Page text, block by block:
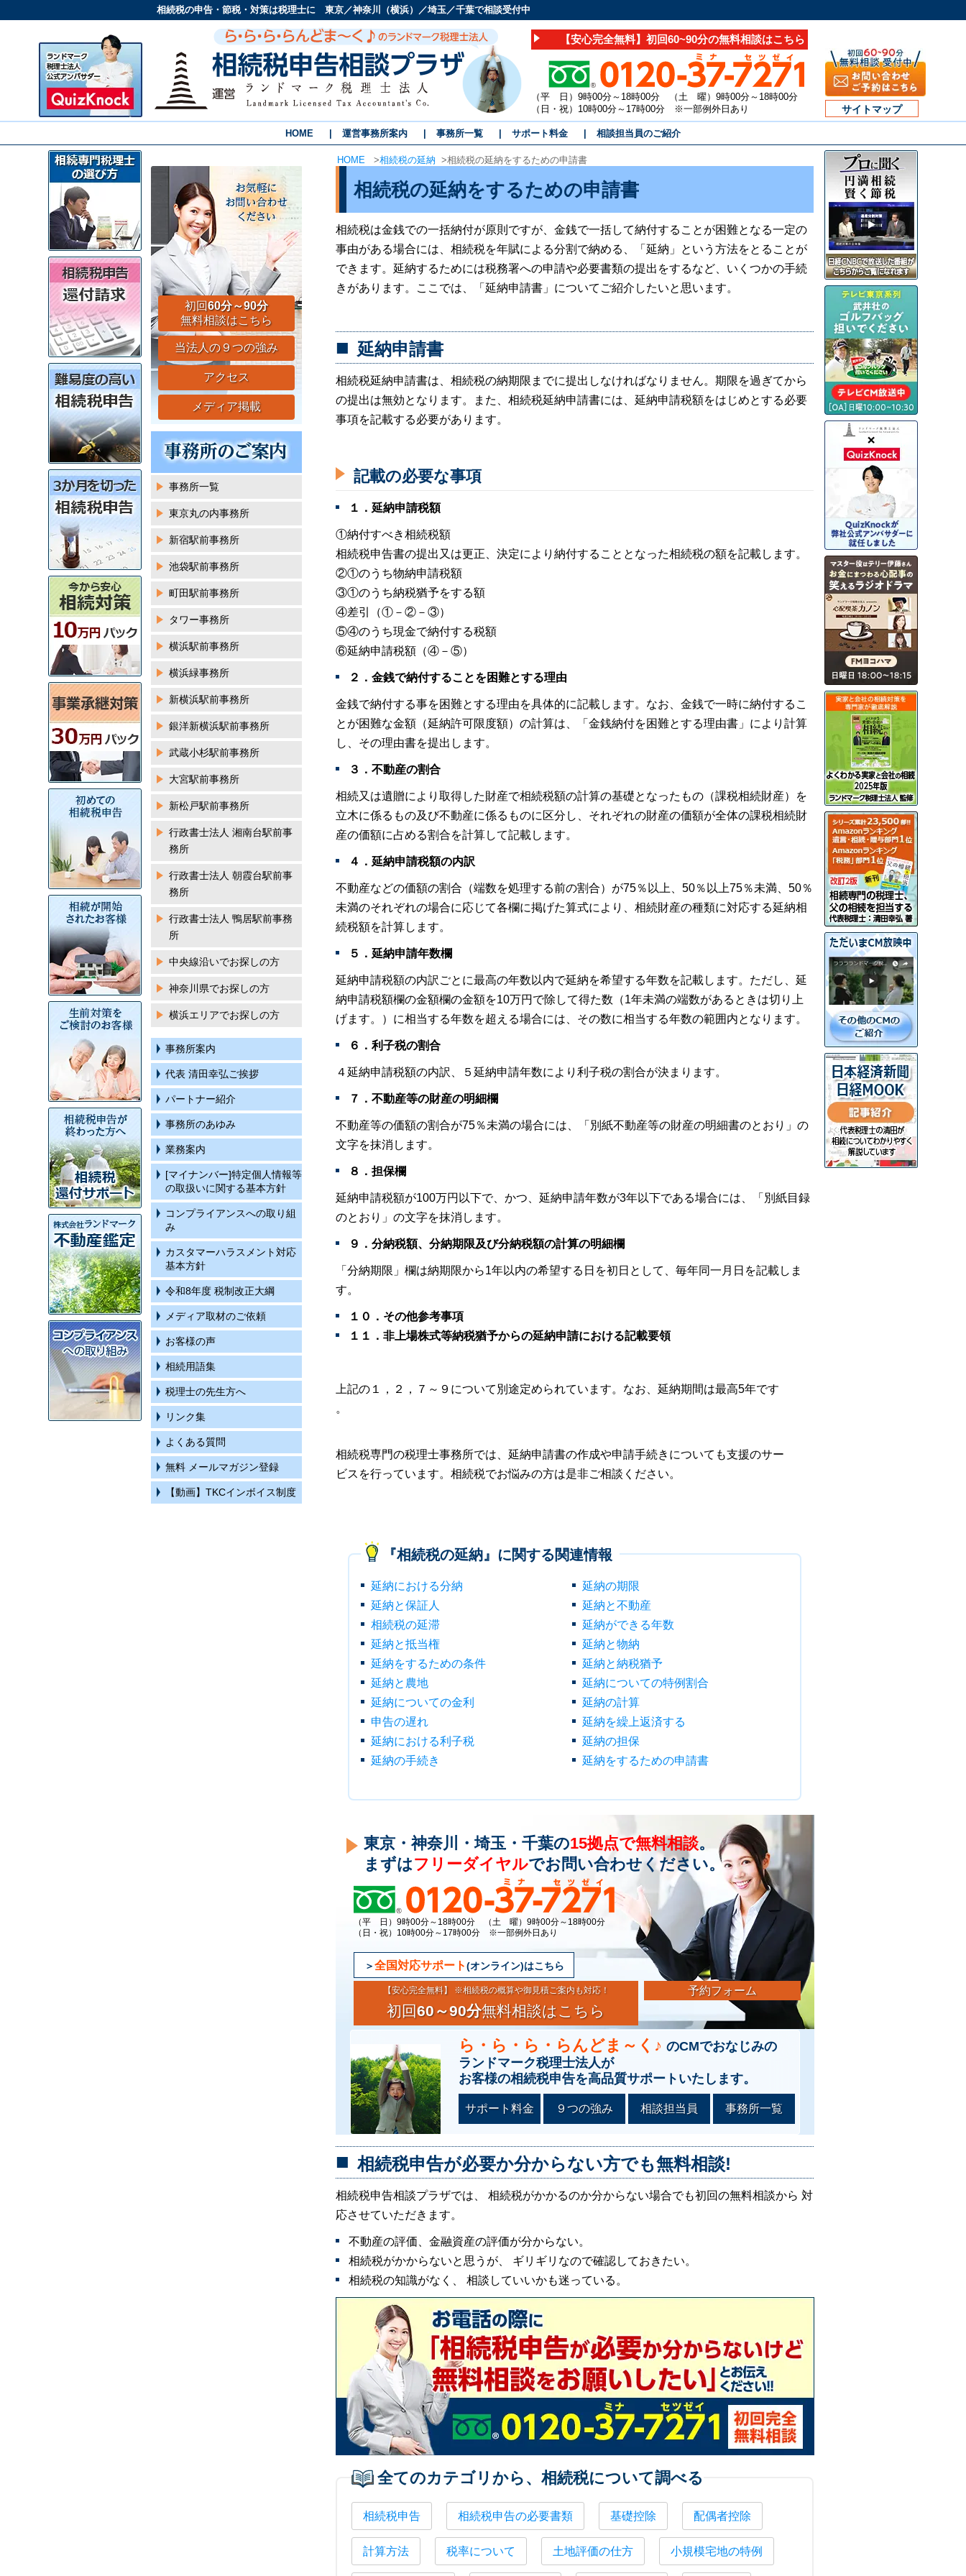
相続税の申告・節税・対策は税理士に 東京／神奈川（横浜）／埼玉／千葉で相談受付中
【安心完全無料】初回60~90分の無料相談はこちら
（平 日）9時00分～18時00分 （土 曜）9時00分～18時00分
（日・祝）10時00分～17時00分 ※一部例外日あり
サイトマップ
HOME 運営事務所案内 事務所一覧 サポート料金 相談担当員のご紹介
HOME >相続税の延納 >相続税の延納をするための申請書
相続税の延納をするための申請書
相続税は金銭での一括納付が原則ですが、金銭で一括して納付することが困難となる一定の
事由がある場合には、相続税を年賦による分割で納める、「延納」という方法をとることが
できます。延納するためには税務署への申請や必要書類の提出をするなど、いくつかの手続
きがあります。ここでは、「延納申請書」についてご紹介したいと思います。
延納申請書
相続税延納申請書は、相続税の納期限までに提出しなければなりません。期限を過ぎてから
の提出は無効となります。また、相続税延納申請書には、延納申請税額をはじめとする必要
事項を記載する必要があります。
記載の必要な事項
１．延納申請税額
①納付すべき相続税額
相続税申告書の提出又は更正、決定により納付することとなった相続税の額を記載します。
②①のうち物納申請税額
③①のうち納税猶予をする額
④差引（①－②－③）
⑤④のうち現金で納付する税額
⑥延納申請税額（④－⑤）
２．金銭で納付することを困難とする理由
金銭で納付する事を困難とする理由を具体的に記載します。なお、金銭で一時に納付するこ
とが困難な金額（延納許可限度額）の計算は、「金銭納付を困難とする理由書」により計算
し、その理由書を提出します。
３．不動産の割合
相続又は遺贈により取得した財産で相続税額の計算の基礎となったもの（課税相続財産）を
立木に係るもの及び不動産に係るものに区分し、それぞれの財産の価額が全体の課税相続財
産の価額に占める割合を計算して記載します。
４．延納申請税額の内訳
不動産などの価額の割合（端数を処理する前の割合）が75％以上、50％以上75％未満、50％
未満のそれぞれの場合に応じて各欄に掲げた算式により、相続財産の種類に対応する延納相
続税額を計算します。
５．延納申請年数欄
延納申請税額の内訳ごとに最高の年数以内で延納を希望する年数を記載します。ただし、延
納申請税額欄の金額欄の金額を10万円で除して得た数（1年未満の端数があるときは切り上
げます。）に相当する年数を超える場合には、その数に相当する年数の範囲内となります。
６．利子税の割合
４延納申請税額の内訳、５延納申請年数により利子税の割合が決まります。
７．不動産等の財産の明細欄
不動産等の価額の割合が75％未満の場合には、「別紙不動産等の財産の明細書のとおり」の
文字を抹消します。
８．担保欄
延納申請税額が100万円以下で、かつ、延納申請年数が3年以下である場合には、「別紙目録
のとおり」の文字を抹消します。
９．分納税額、分納期限及び分納税額の計算の明細欄
「分納期限」欄は納期限から1年以内の希望する日を初日として、毎年同一月日を記載しま
す。
１０．その他参考事項
１１．非上場株式等納税猶予からの延納申請における記載要領
上記の１，２，７～９について別途定められています。なお、延納期間は最高5年です
。
相続税専門の税理士事務所では、延納申請書の作成や申請手続きについても支援のサー
ビスを行っています。相続税でお悩みの方は是非ご相談ください。
『相続税の延納』に関する関連情報
延納における分納
延納の期限
延納と保証人
延納と不動産
相続税の延滞
延納ができる年数
延納と抵当権
延納と物納
延納をするための条件
延納と納税猶予
延納と農地
延納についての特例割合
延納についての金利
延納の計算
申告の遅れ
延納を繰上返済する
延納における利子税
延納の担保
延納の手続き
延納をするための申請書
東京・神奈川・埼玉・千葉の15拠点で無料相談。
まずはフリーダイヤルでお問い合わせください。
（平 日）9時00分～18時00分 （土 曜）9時00分～18時00分
（日・祝）10時00分～17時00分 ※一部例外日あり
全国対応サポート (オンライン)はこちら
【安心完全無料】 ※相続税の概算や御見積ご案内も対応！
初回60～90分無料相談はこちら
予約フォーム
ら・ら・ら・らんどま～く♪ のCMでおなじみの
ランドマーク税理士法人が
お客様の相続税申告を高品質サポートいたします。
サポート料金 ９つの強み 相談担当員 事務所一覧
相続税申告が必要か分からない方でも無料相談!
相続税申告相談プラザでは、 相続税がかかるのか分からない場合でも初回の無料相談から 対
応させていただきます。
不動産の評価、金融資産の評価が分からない。
相続税がかからないと思うが、 ギリギリなので確認しておきたい。
相続税の知識がなく、 相談していいかも迷っている。
全てのカテゴリから、相続税について調べる
相続税申告 相続税申告の必要書類 基礎控除 配偶者控除
計算方法 税率について 土地評価の仕方 小規模宅地の特例
初回60分～90分
無料相談はこちら
当法人の９つの強み
アクセス
メディア掲載
事務所一覧
東京丸の内事務所
新宿駅前事務所
池袋駅前事務所
町田駅前事務所
タワー事務所
横浜駅前事務所
横浜緑事務所
新横浜駅前事務所
銀洋新横浜駅前事務所
武蔵小杉駅前事務所
大宮駅前事務所
新松戸駅前事務所
行政書士法人 湘南台駅前事
務所
行政書士法人 朝霞台駅前事
務所
行政書士法人 鴨居駅前事務
所
中央線沿いでお探しの方
神奈川県でお探しの方
横浜エリアでお探しの方
事務所案内
代表 清田幸弘ご挨拶
パートナー紹介
事務所のあゆみ
業務案内
[マイナンバー]特定個人情報等
の取扱いに関する基本方針
コンプライアンスへの取り組
み
カスタマーハラスメント対応
基本方針
令和8年度 税制改正大綱
メディア取材のご依頼
お客様の声
相続用語集
税理士の先生方へ
リンク集
よくある質問
無料 メールマガジン登録
【動画】TKCインボイス制度